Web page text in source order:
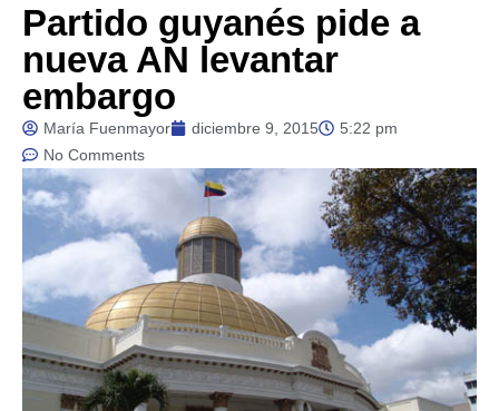
Partido guyanés pide a
nueva AN levantar
embargo
María Fuenmayor diciembre 9, 2015
5:22 pm
No Comments